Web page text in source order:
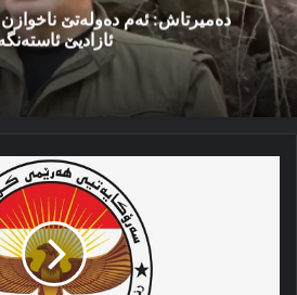
دەمیرتاش: ئەم دەولەتێ
ئازادیێ
په‌یاما